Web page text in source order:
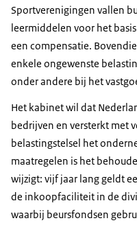
Sportverenigingen vallen
leermiddelen voor het
een compensatie.
enkele ongewenste
onder andere bij het
Het kabinet wil dat
bedrijven en versterkt met
belastingstelsel het
maatregelen is het
wijzigt: vijf jaar lang geldt
de inkoopfaciliteit in de
waarbij beursfondsen